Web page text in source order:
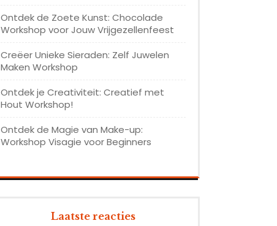
Ontdek de Zoete Kunst: Chocolade
Workshop voor Jouw Vrijgezellenfeest
Creëer Unieke Sieraden: Zelf Juwelen
Maken Workshop
Ontdek je Creativiteit: Creatief met
Hout Workshop!
Ontdek de Magie van Make-up:
Workshop Visagie voor Beginners
Laatste reacties